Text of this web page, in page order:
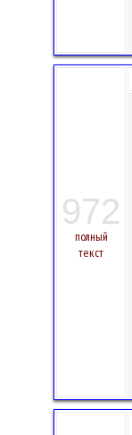
972
полный
текст